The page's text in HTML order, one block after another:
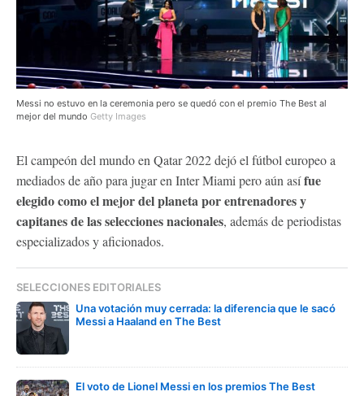
Messi no estuvo en la ceremonia pero se quedó con el premio The Best al
mejor del mundo Getty Images
El campeón del mundo en Qatar 2022 dejó el fútbol europeo a
mediados de año para jugar en Inter Miami pero aún asífue
elegido como el mejor del planeta por entrenadores y
capitanes de las selecciones nacionales, además de periodistas
especializados y aficionados.
SELECCIONES EDITORIALES
Una votación muy cerrada: la diferencia que le sacó
Messi a Haaland en The Best
El voto de Lionel Messi en los premios The Best